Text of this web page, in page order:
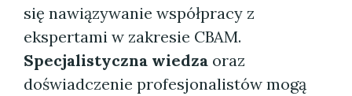
się nawiązywanie współpracy z
ekspertami w zakresie CBAM.
Specjalistyczna wiedza oraz
doświadczenie profesjonalistów mogą